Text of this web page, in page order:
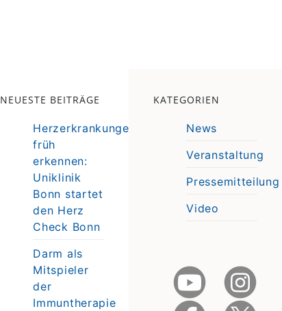
NEUESTE BEITRÄGE
Herzerkrankungen
früh
erkennen:
Uniklinik
Bonn startet
den Herz
Check Bonn
Darm als
Mitspieler
der
Immuntherapie
KATEGORIEN
News
Veranstaltung
Pressemitteilung
Video